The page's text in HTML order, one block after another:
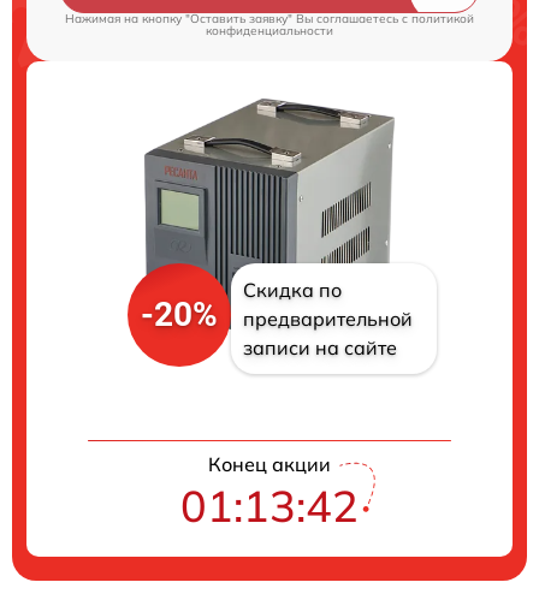
Нажимая на кнопку "Оставить заявку" Вы соглашаетесь cполитикой
конфиденциальности
-20%
Скидка по
предварительной
записи на сайте
Конец акции
01:13:41